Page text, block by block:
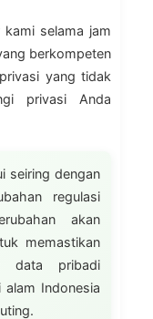
selama jam
berkompeten
yang tidak
privasi Anda
seiring dengan
regulasi
akan
memastikan
data pribadi
alam Indonesia